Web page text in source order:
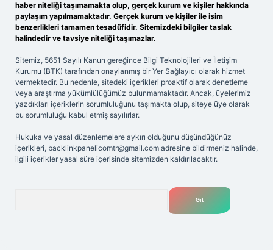
haber niteliği taşımamakta olup, gerçek kurum ve kişiler hakkında
paylaşım yapılmamaktadır. Gerçek kurum ve kişiler ile isim
benzerlikleri tamamen tesadüfidir. Sitemizdeki bilgiler taslak
halindedir ve tavsiye niteliği taşımazlar.
Sitemiz, 5651 Sayılı Kanun gereğince Bilgi Teknolojileri ve İletişim
Kurumu (BTK) tarafından onaylanmış bir Yer Sağlayıcı olarak hizmet
vermektedir. Bu nedenle, sitedeki içerikleri proaktif olarak denetleme
veya araştırma yükümlülüğümüz bulunmamaktadır. Ancak, üyelerimiz
yazdıkları içeriklerin sorumluluğunu taşımakta olup, siteye üye olarak
bu sorumluluğu kabul etmiş sayılırlar.
Hukuka ve yasal düzenlemelere aykırı olduğunu düşündüğünüz
içerikleri, backlinkpanelicomtr@gmail.com adresine bildirmeniz halinde,
ilgili içerikler yasal süre içerisinde sitemizden kaldırılacaktır.